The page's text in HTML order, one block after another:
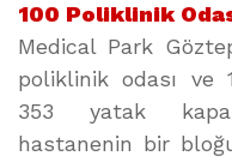
100 Poliklinik
Medical Park
poliklinik odası ve
353 yatak
hastanenin bir